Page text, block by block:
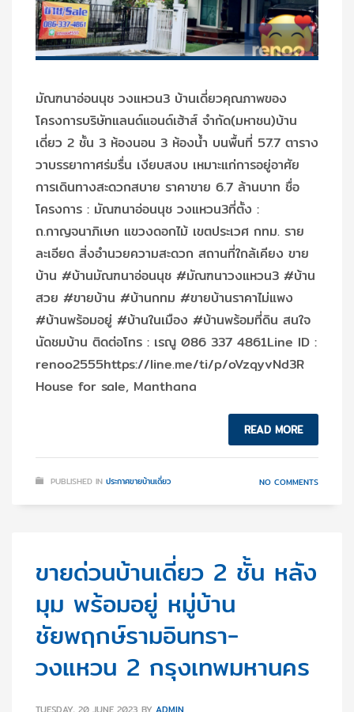
มัณฑนาอ่อนนุช วงแหวน3 บ้านเดี่ยวคุณภาพของ
โครงการบริษัทแลนด์แอนด์เฮ้าส์ จำกัด(มหาชน)บ้าน
เดี่ยว 2 ชั้น 3 ห้องนอน 3 ห้องน้ำ บนพื้นที่ 57.7 ตาราง
วาบรรยากาศร่มรื่น เงียบสงบ เหมาะแก่การอยู่อาศัย
การเดินทางสะดวกสบาย ราคาขาย 6.7 ล้านบาท ชื่อ
โครงการ : มัณฑนาอ่อนนุช วงแหวน3ที่ตั้ง :
ถ.กาญจนาภิเษก แขวงดอกไม้ เขตประเวศ กทม. ราย
ละเอียด สิ่งอำนวยความสะดวก สถานที่ใกล้เคียง ขาย
บ้าน #บ้านมัณฑนาอ่อนนุช #มัณฑนาวงแหวน3 #บ้าน
สวย #ขายบ้าน #บ้านกทม #ขายบ้านราคาไม่แพง
#บ้านพร้อมอยู่ #บ้านในเมือง #บ้านพร้อมที่ดิน สนใจ
นัดชมบ้าน ติดต่อโทร : เรณู 086 337 4861Line ID :
renoo2555https://line.me/ti/p/oVzqyvNd3R
House for sale, Manthana
READ MORE
PUBLISHED IN ประกาศขายบ้านเดี่ยว NO COMMENTS
ขายด่วนบ้านเดี่ยว 2 ชั้น หลัง
มุม พร้อมอยู่ หมู่บ้าน
ชัยพฤกษ์รามอินทรา-
วงแหวน 2 กรุงเทพมหานคร